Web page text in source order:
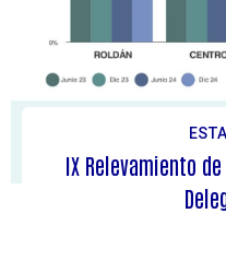
IX Relevamiento